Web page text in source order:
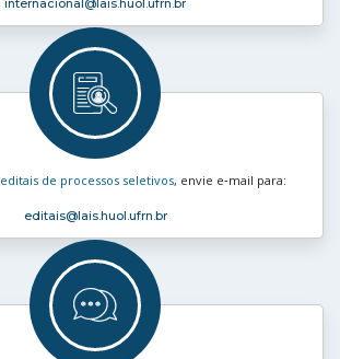
editais de processos seletivos, envie e‑mail para:
editais@lais.huol.ufrn.br